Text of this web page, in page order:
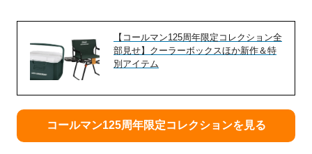
【コールマン125周年限定コレクション全
部見せ】クーラーボックスほか新作＆特
別アイテム
コールマン125周年限定コレクションを見る